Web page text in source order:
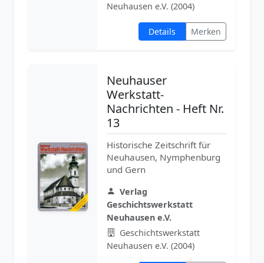
Neuhausen e.V. (2004)
Details Merken
Neuhauser
Werkstatt-
Nachrichten - Heft Nr.
13
Historische Zeitschrift für
Neuhausen, Nymphenburg
und Gern
Verlag
Geschichtswerkstatt
Neuhausen e.V.
Geschichtswerkstatt
Neuhausen e.V. (2004)